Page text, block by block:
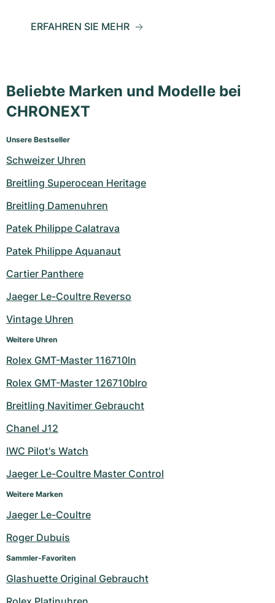
ERFAHREN SIE MEHR
Beliebte Marken und Modelle bei
CHRONEXT
Unsere Bestseller
Schweizer Uhren
Breitling Superocean Heritage
Breitling Damenuhren
Patek Philippe Calatrava
Patek Philippe Aquanaut
Cartier Panthere
Jaeger Le-Coultre Reverso
Vintage Uhren
Weitere Uhren
Rolex GMT-Master 116710ln
Rolex GMT-Master 126710blro
Breitling Navitimer Gebraucht
Chanel J12
IWC Pilot's Watch
Jaeger Le-Coultre Master Control
Weitere Marken
Jaeger Le-Coultre
Roger Dubuis
Sammler-Favoriten
Glashuette Original Gebraucht